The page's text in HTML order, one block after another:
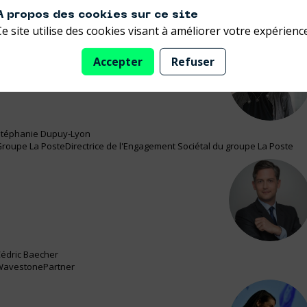
tout en améliorant leur impact sur
Dupuy-Lyon
La PosteDirectrice de l'Engagement Sociétal du groupe La Poste
CB
Baecher
Partner
propos des cookies sur ce site
site utilise des cookies visant à améliorer votre
Accepter Refuser